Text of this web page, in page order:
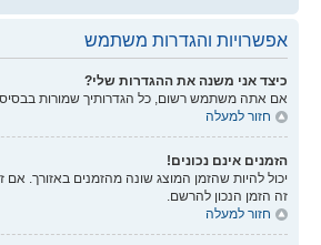
אפשרויות והגדרות משתמש
כיצד אני משנה את ההגדרות שלי?
אם אתה משתמש רשום, כל הגדרותיך שמורות
חזור למעלה
הזמנים אינם נכונים!
יכול להיות שהזמן המוצג שונה מהזמנים באזורך.
זה הזמן הנכון להרשם.
חזור למעלה